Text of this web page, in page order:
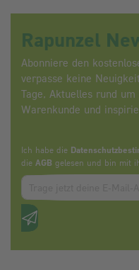
Rapunzel
Abonniere den
verpasse keine
Tage, Aktuelles rund
Warenkunde und
Ich habe die
die AGB gelesen und bin mit
Zum abbonieren des
Anti-Roboter-